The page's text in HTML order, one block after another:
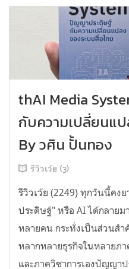
thAI Media
กับความเปลี่ยนแ
By วศิน ปั้นทอง
รีวิวเว้ย (3)
รีวิวเว้ย (2249) ทุกวันนี้คง
ประดิษฐ์" หรือ AI ได้กลาย
หลายคน กระทั่งเป็นส่วนส
หลากหลายธุรกิจในหลายภ
และภาควิชาการเองปัญญา